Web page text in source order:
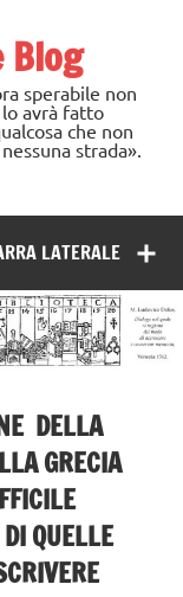
Blog
sperabile non
avrà fatto
che non
strada».
LATERALE
DELLA
GRECIA
QUELLE